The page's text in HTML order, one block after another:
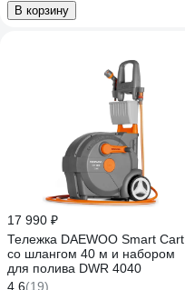
В корзину
17 990 ₽
Тележка DAEWOO Smart Cart
со шлангом 40 м и набором
для полива DWR 4040
4.6(19)